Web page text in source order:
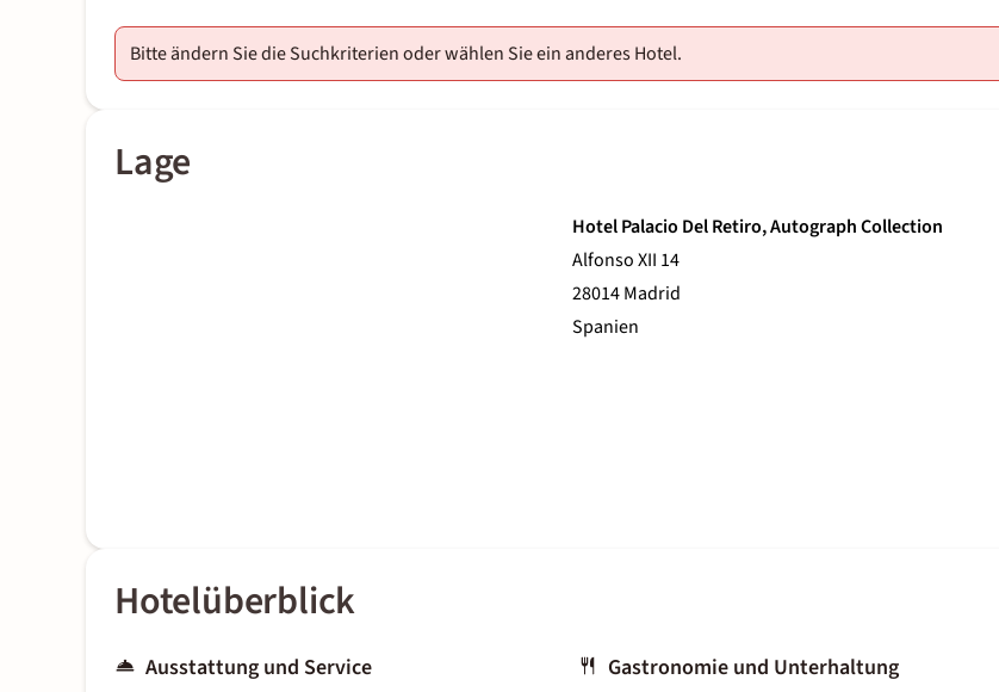
Bitte ändern Sie die Suchkriterien oder wählen Sie ein anderes Hotel.
Lage
Hotel Palacio Del Retiro, Autograph Collection
Alfonso XII 14
28014 Madrid
Spanien
Hotelüberblick
Ausstattung und Service Gastronomie und Unterhaltung